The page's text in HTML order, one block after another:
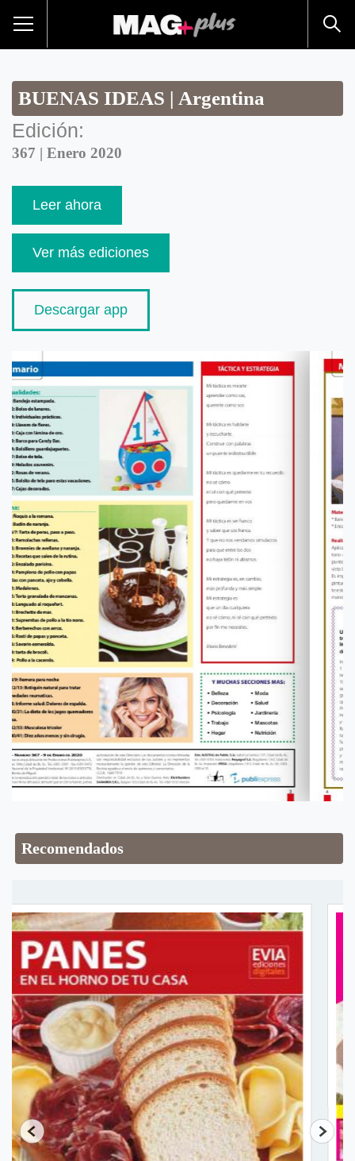
BUENAS IDEAS | Argentina
Edición:
367 | Enero 2020
Leer ahora
Ver más ediciones
Descargar app
Recomendados